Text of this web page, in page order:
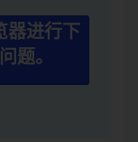
器进行下
题。